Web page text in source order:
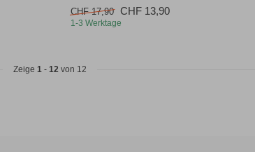
CHF 17,90 CHF 13,90
1-3 Werktage
Zeige 1- 12von 12